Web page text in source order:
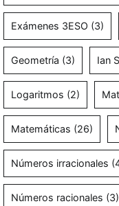
Exámenes 3ESO (3)
Geometría (3) Ian
Logaritmos (2)
Matemáticas (26)
Números irracionales
Números racionales (3)